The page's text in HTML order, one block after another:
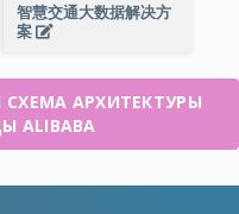
智慧交通大数据解决方
案
АРХИТЕКТУРЫ
ALIBABA